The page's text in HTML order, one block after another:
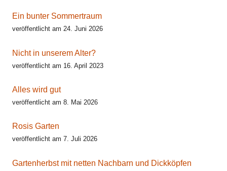
Ein bunter Sommertraum
veröffentlicht am 24. Juni 2026
Nicht in unserem Alter?
veröffentlicht am 16. April 2023
Alles wird gut
veröffentlicht am 8. Mai 2026
Rosis Garten
veröffentlicht am 7. Juli 2026
Gartenherbst mit netten Nachbarn und Dickköpfen